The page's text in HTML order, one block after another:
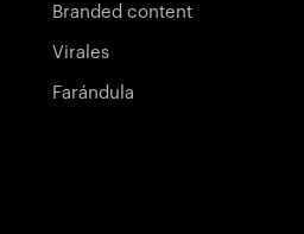
Branded content
Virales
Farándula